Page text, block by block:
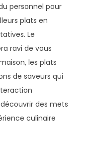
personnel pour
plats en
Le
ravi de vous
les plats
de saveurs qui
des mets
culinaire